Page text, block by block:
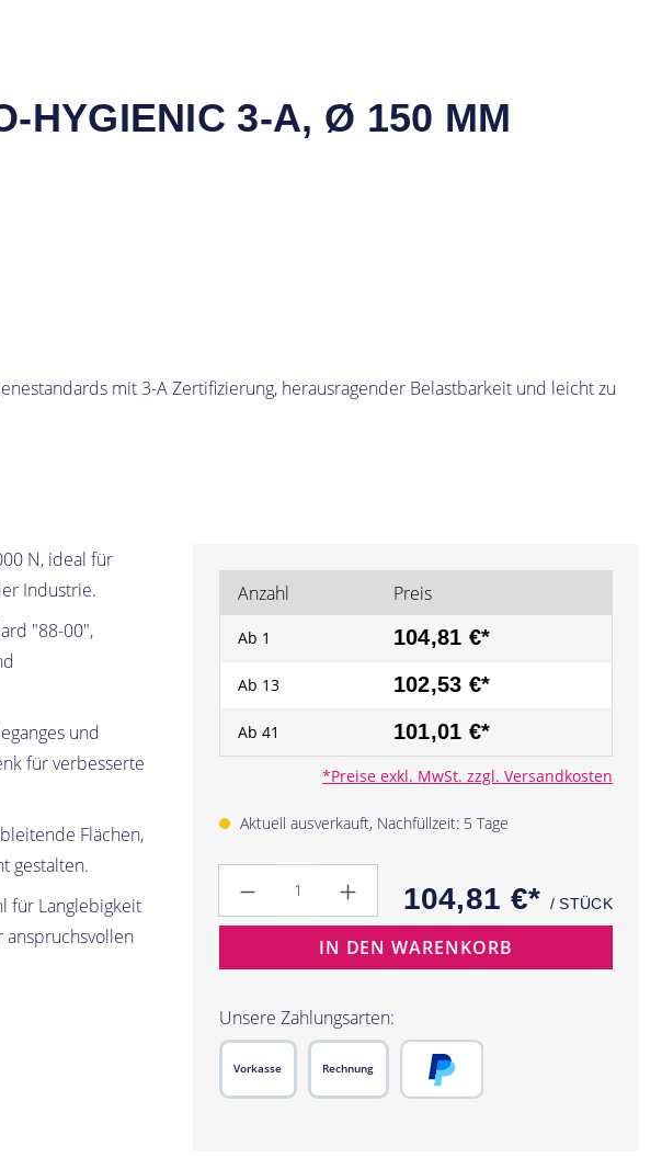
3-A, Ø 150 MM ED
mit 3-A Zertifizierung, herausragender Belastbarkeit und leicht zu
N, ideal für
Industrie.
"88-00",
und
für verbesserte
Flächen,
gestalten.
für Langlebigkeit
anspruchsvollen
Anzahl Preis
Ab 1 104,81 €*
Ab 13 102,53 €*
Ab 41 101,01 €*
*Preise exkl. MwSt. zzgl. Versandkosten
Aktuell ausverkauft, Nachfüllzeit: 5 Tage
104,81 €* / STÜCK
IN DEN WARENKORB
Unsere Zahlungsarten:
Rechnung
Vorkasse